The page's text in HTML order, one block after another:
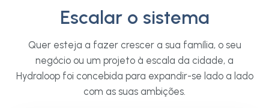
Hotelaria e Lazer
férias, clubes desportivos, centros de
bem-estar e espaços de culto. O
Cascade reduz discretamente a
sua procura de água potável sem
Residenciais e
complexos de
residências de
Escalar o sistema
Quer esteja a fazer crescer a sua família, o seu
negócio ou um projeto à escala da cidade, a
Hydraloop foi concebida para expandir-se lado a lado
com as suas ambições.